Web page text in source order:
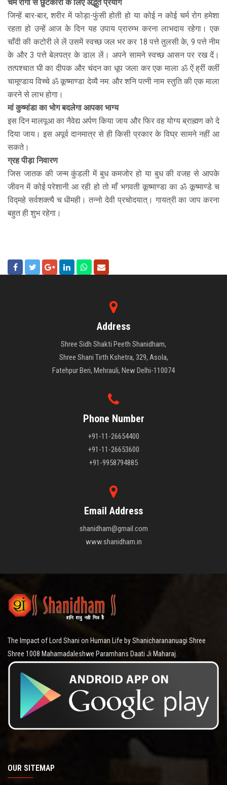
चर्म रोगों से छुटकारा के लिए अद्भुत प्रयोग
जिन्हें बार-बार, शरीर में फोड़ा-फुंसी होती हो या कोई न कोई चर्म रोग हमेशा
रहता हो उन्हें आज के दिन यह उपाय प्रारम्भ करना लाभदाय रहेगा। एक
चाँदी की कटोरी ले लें उसमें स्वच्छ जल भर कर 18 पत्ते तुलसी के, 9 पत्ते नीम
के और 3 पत्ते बेलपत्र के डाल लें। अपने सामने स्वच्छ आसन पर रख दें।
तत्पश्चात घी का दीपक और चंदन का धूप जला कर एक माला ॐ ऐं ह्रीं क्लीं
चामूण्डाय विच्चे ॐ कूष्माण्डा देव्यै नम: और शनि पत्नी नाम स्तुति की एक माला
करने से लाभ होगा।
मां कुष्मांडा का भोग बदलेगा आपका भाग्य
इस दिन मालपूआ का नैवेद्य अर्पण किया जाय और फिर वह योग्य ब्राह्मण को दे
दिया जाय। इस अपूर्व दानमात्र से ही किसी प्रकार के विघ्र सामने नहीं आ
सकते।
ग्रह पीड़ा निवारण
जिस जातक की जन्म कुंडली में बुध कमजोर हो या बुध की वजह से आपके
जीवन में कोई परेशानी आ रही हो तो माँ भगवती कूष्माण्डा का ॐ कूष्माण्डे च
विद्महे सर्वशक्त्यै च धीमही। तन्नो देवी प्रचोदयात्। गायत्री का जाप करना
बहुत ही शुभ रहेगा।
Address
Shree Sidh Shakti Peeth Shanidham,
Shree Shani Tirth Kshetra, 329, Asola,
Fatehpur Beri, Mehrauli, New Delhi-110074
Phone Number
+91-11-26654400
+91-11-26653600
+91-9958794885
Email Address
shanidham@gmail.com
www.shanidham.in
The Impact of Lord Shani on Human Life by Shanicharananuagi Shree
Shree 1008 Mahamadaleshwe Paramhans Daati Ji Maharaj.
OUR SITEMAP